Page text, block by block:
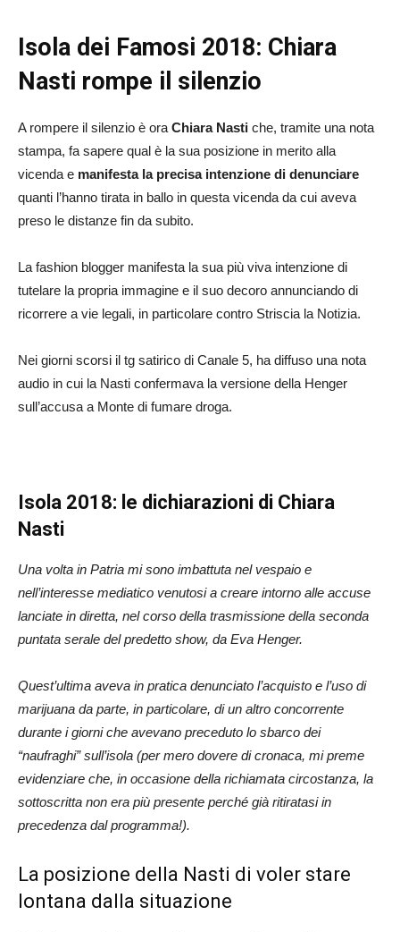
Isola dei Famosi 2018: Chiara
Nasti rompe il silenzio
A rompere il silenzio è ora Chiara Nasti che, tramite una nota
stampa, fa sapere qual è la sua posizione in merito alla
vicenda e manifesta la precisa intenzione di denunciare
quanti l’hanno tirata in ballo in questa vicenda da cui aveva
preso le distanze fin da subito.
La fashion blogger manifesta la sua più viva intenzione di
tutelare la propria immagine e il suo decoro annunciando di
ricorrere a vie legali, in particolare contro Striscia la Notizia.
Nei giorni scorsi il tg satirico di Canale 5, ha diffuso una nota
audio in cui la Nasti confermava la versione della Henger
sull’accusa a Monte di fumare droga.
Isola 2018: le dichiarazioni di Chiara
Nasti
Una volta in Patria mi sono imbattuta nel vespaio e
nell’interesse mediatico venutosi a creare intorno alle accuse
lanciate in diretta, nel corso della trasmissione della seconda
puntata serale del predetto show, da Eva Henger.
Quest’ultima aveva in pratica denunciato l’acquisto e l’uso di
marijuana da parte, in particolare, di un altro concorrente
durante i giorni che avevano preceduto lo sbarco dei
“naufraghi” sull’isola (per mero dovere di cronaca, mi preme
evidenziare che, in occasione della richiamata circostanza, la
sottoscritta non era più presente perché già ritiratasi in
precedenza dal programma!).
La posizione della Nasti di voler stare
lontana dalla situazione